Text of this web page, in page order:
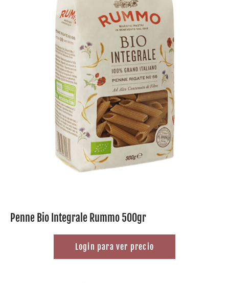
Penne Bio Integrale Rummo 500gr
Login para ver precio